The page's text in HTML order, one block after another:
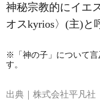
神秘宗教的にイエ
オスkyrios〉(主)
※「神の子」について言
す。
出典｜ 株式会社平凡社